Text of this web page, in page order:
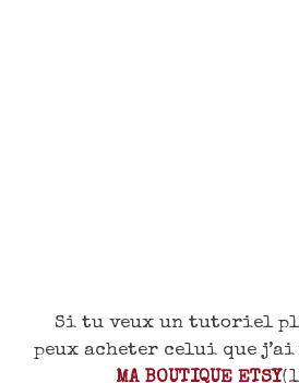
Si tu veux un tutoriel
peux acheter celui que j’ai
MA BOUTIQUE ETSY